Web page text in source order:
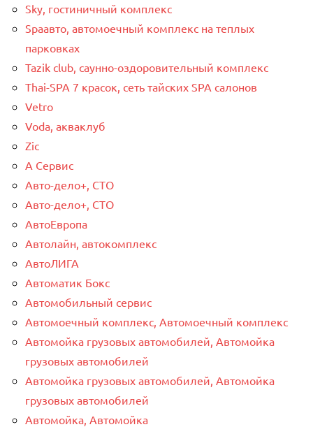
Sky, гостиничный комплекс
Spaавто, автомоечный комплекс на теплых
парковках
Tazik club, саунно-оздоровительный комплекс
Thai-SPA 7 красок, сеть тайских SPA салонов
Vetro
Voda, акваклуб
Zic
А Сервис
Авто-дело+, СТО
Авто-дело+, СТО
АвтоЕвропа
Автолайн, автокомплекс
АвтоЛИГА
Автоматик Бокс
Автомобильный сервис
Автомоечный комплекс, Автомоечный комплекс
Автомойка грузовых автомобилей, Автомойка
грузовых автомобилей
Автомойка грузовых автомобилей, Автомойка
грузовых автомобилей
Автомойка, Автомойка